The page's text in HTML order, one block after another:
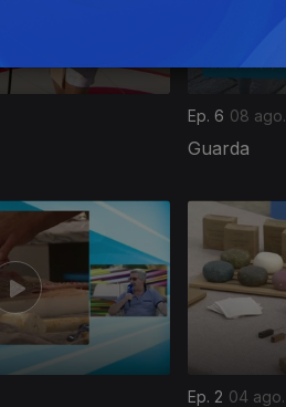
Ep. 6 08
Guarda
Ep. 2 04 ago.